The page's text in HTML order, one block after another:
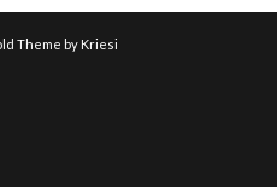
Theme by Kriesi